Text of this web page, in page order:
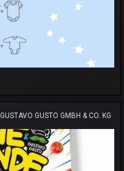
GUSTAVO GUSTO GMBH & CO. KG